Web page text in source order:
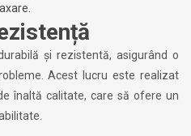
și rezistentă, asigurând o
Acest lucru este realizat
înaltă calitate, care să ofere un